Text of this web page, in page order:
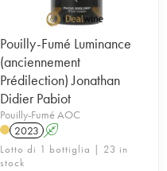
Pouilly-Fumé Luminance
(anciennement
Prédilection) Jonathan
Didier Pabiot
Pouilly-Fumé AOC
2023 A
Lotto di 1 bottiglia | 23 in
stock